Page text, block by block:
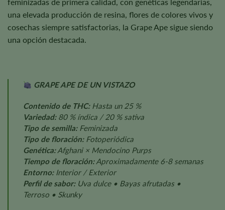
una elevada producción de resina, flores de colores vivos y
cosechas siempre satisfactorias, la Grape Ape sigue siendo
una opción destacada.
GRAPE APE DE UN VISTAZO
Contenido de THC:Hasta un 25 %
Variedad:80 % índica / 20 % sativa
Tipo de semilla:Feminizada
Tipo de floración:Fotoperiódica
Genética:Afghani × Mendocino Purps
Tiempo de floración:Aproximadamente 6-8 semanas
Entorno:Interior / Exterior
Perfil de sabor:Uva dulce • Bayas afrutadas •
Terroso • Skunky